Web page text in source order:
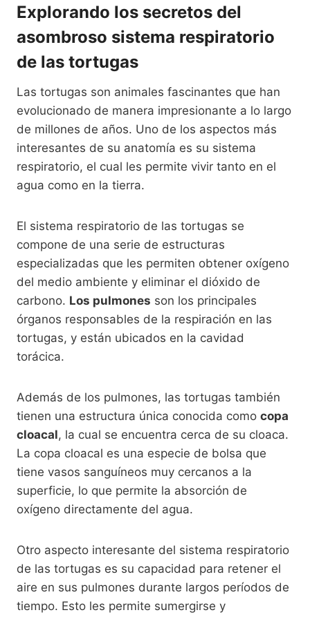
Explorando los secretos del
asombroso sistema respiratorio
de las tortugas
Las tortugas son animales fascinantes que han
evolucionado de manera impresionante a lo largo
de millones de años. Uno de los aspectos más
interesantes de su anatomía es su sistema
respiratorio, el cual les permite vivir tanto en el
agua como en la tierra.
El sistema respiratorio de las tortugas se
compone de una serie de estructuras
especializadas que les permiten obtener oxígeno
del medio ambiente y eliminar el dióxido de
carbono. Los pulmones son los principales
órganos responsables de la respiración en las
tortugas, y están ubicados en la cavidad
torácica.
Además de los pulmones, las tortugas también
tienen una estructura única conocida como copa
cloacal, la cual se encuentra cerca de su cloaca.
La copa cloacal es una especie de bolsa que
tiene vasos sanguíneos muy cercanos a la
superficie, lo que permite la absorción de
oxígeno directamente del agua.
Otro aspecto interesante del sistema respiratorio
de las tortugas es su capacidad para retener el
aire en sus pulmones durante largos períodos de
tiempo. Esto les permite sumergirse y